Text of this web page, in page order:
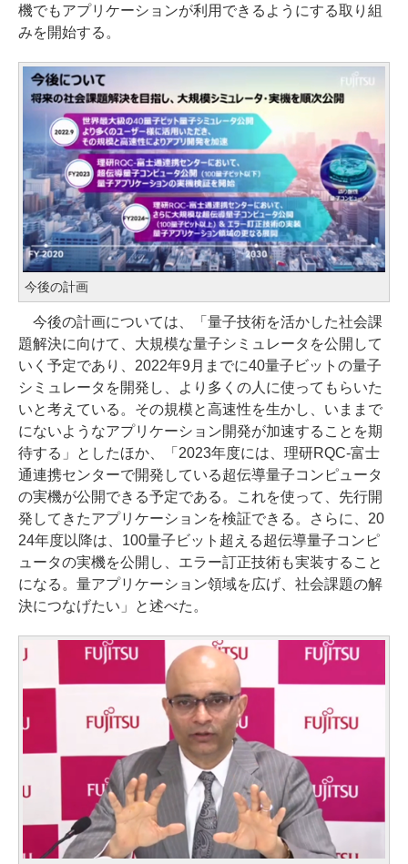
機でもアプリケーションが利用できるようにする取り組
みを開始する。
今後の計画
今後の計画については、「量子技術を活かした社会課
題解決に向けて、大規模な量子シミュレータを公開して
いく予定であり、2022年9月までに40量子ビットの量子
シミュレータを開発し、より多くの人に使ってもらいた
いと考えている。その規模と高速性を生かし、いままで
にないようなアプリケーション開発が加速することを期
待する」としたほか、「2023年度には、理研RQC-富士
通連携センターで開発している超伝導量子コンピュータ
の実機が公開できる予定である。これを使って、先行開
発してきたアプリケーションを検証できる。さらに、20
24年度以降は、100量子ビット超える超伝導量子コンピ
ュータの実機を公開し、エラー訂正技術も実装すること
になる。量アプリケーション領域を広げ、社会課題の解
決につなげたい」と述べた。